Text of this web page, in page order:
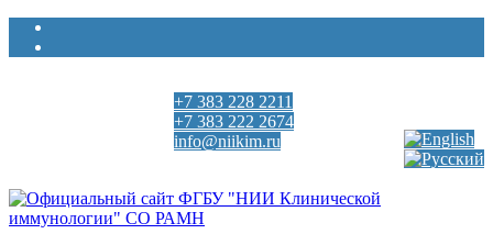
+7 383 228 2211
+7 383 222 2674
info@niikim.ru